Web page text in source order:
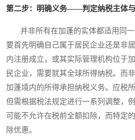
第二步：明确义务——判定纳税主体
并非所有在加蓬的实体都适用同一
要首先明确自己属于居民企业还是非
内注册成立，或其实际管理机构位于
民企业，需要就其全球所得纳税。而
加蓬境内的所得承担纳税义务。应税
但需根据税法规定进行一系列调整，
可能不允许在税前全额扣除，而特定
除优惠。